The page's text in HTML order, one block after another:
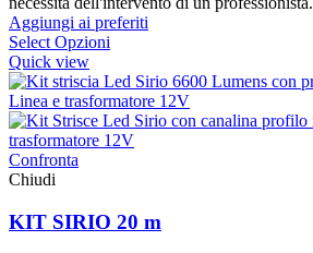
Aggiungi ai preferiti
Select Opzioni
Quick view
Confronta
Chiudi
KIT SIRIO 20 m